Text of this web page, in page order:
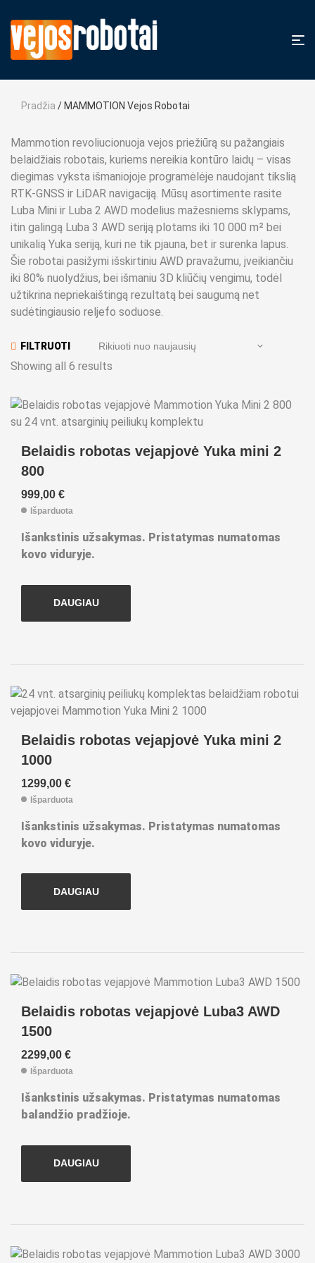
Pradžia / MAMMOTION Vejos Robotai
Mammotion revoliucionuoja vejos priežiūrą su pažangiais
belaidžiais robotais, kuriems nereikia kontūro laidų – visas
diegimas vyksta išmaniojoje programėlėje naudojant tikslią
RTK-GNSS ir LiDAR navigaciją. Mūsų asortimente rasite
Luba Mini ir Luba 2 AWD modelius mažesniems sklypams,
itin galingą Luba 3 AWD seriją plotams iki 10 000 m² bei
unikalią Yuka seriją, kuri ne tik pjauna, bet ir surenka lapus.
Šie robotai pasižymi išskirtiniu AWD pravažumu, įveikiančiu
iki 80% nuolydžius, bei išmaniu 3D kliūčių vengimu, todėl
užtikrina nepriekaištingą rezultatą bei saugumą net
sudėtingiausio reljefo soduose.
FILTRUOTI
Showing all 6 results
Belaidis robotas vejapjovė Yuka mini 2
800
999,00 €
Išparduota
Išankstinis užsakymas. Pristatymas numatomas
kovo viduryje.
DAUGIAU
Belaidis robotas vejapjovė Yuka mini 2
1000
1299,00 €
Išparduota
Išankstinis užsakymas. Pristatymas numatomas
kovo viduryje.
DAUGIAU
Belaidis robotas vejapjovė Luba3 AWD
1500
2299,00 €
Išparduota
Išankstinis užsakymas. Pristatymas numatomas
balandžio pradžioje.
DAUGIAU